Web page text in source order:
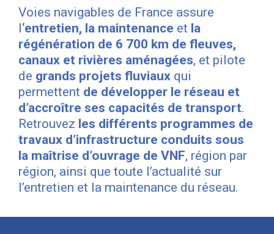
Voies navigables de France assure
l‘entretien, la maintenance et la
régénération de 6 700 km de fleuves,
canaux et rivières aménagées, et pilote
de grands projets fluviaux qui
permettent de développer le réseau et
d’accroître ses capacités de transport.
Retrouvez les différents programmes de
travaux d’infrastructure conduits sous
la maîtrise d’ouvrage de VNF, région par
région, ainsi que toute l’actualité sur
l’entretien et la maintenance du réseau.